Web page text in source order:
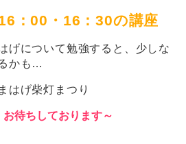
：00・16：30の講座
げについて勉強すると、少しな
かも…
はげ柴灯まつり
待ちしております～